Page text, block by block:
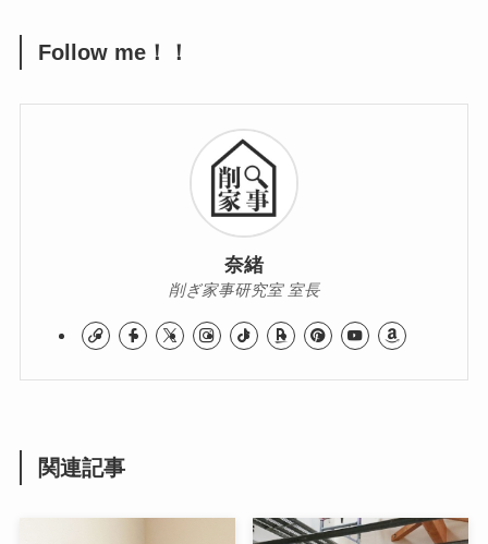
Follow me！！
奈緒
削ぎ家事研究室 室長
関連記事